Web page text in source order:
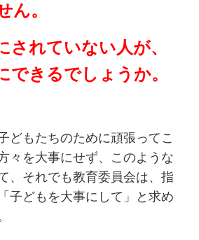
ん。
されていない人が、
できるでしょうか。
どもたちのために頑張ってこ
々を大事にせず、このような
、それでも教育委員会は、指
子どもを大事にして」と求め